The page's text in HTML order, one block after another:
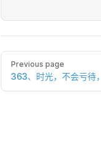
Pager
Previous page
363、时光，不会亏待